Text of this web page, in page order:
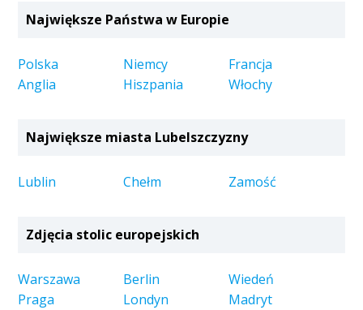
Największe Państwa w Europie
Polska Niemcy
Francja
Anglia
Hiszpania Włochy
Największe miasta Lubelszczyzny
Lublin Chełm Zamość
Zdjęcia stolic europejskich
Warszawa Berlin
Wiedeń
Praga
Londyn
Madryt